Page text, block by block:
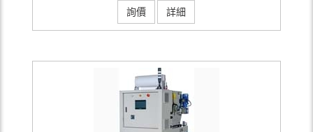
詢價
詳細